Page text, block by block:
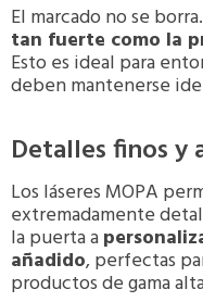
El marcado no se borra.
tan fuerte como la
Esto es ideal para
deben mantenerse
Detalles finos y
Los láseres MOPA
extremadamente
la puerta a
añadido, perfectas
productos de gama